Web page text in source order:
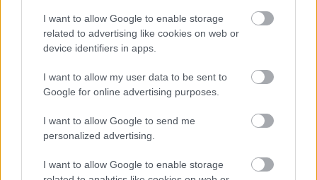
I want to allow Google to enable storage
related to advertising like cookies on web or
device identifiers in apps.
I want to allow my user data to be sent to
Google for online advertising purposes.
I want to allow Google to send me
personalized advertising.
I want to allow Google to enable storage
Debrecenben.
Gulyás Gábor 2009 februárjától a nagyváradi
Partium Keresztény Egyetemen tanít
művészettörténetet. 2010 szeptemberétől
elindult kurátori szak oktatásában is.
következő gondolatokat fogalmazta meg: